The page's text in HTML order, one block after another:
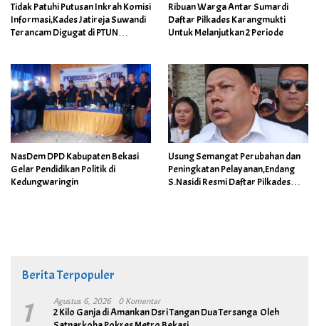
Tidak Patuhi Putusan Inkrah Komisi
Informasi,Kades Jatireja Suwandi
Terancam Digugat di PTUN
Ribuan Warga Antar Sumardi
Daftar Pilkades Karangmukti
Untuk Melanjutkan 2 Periode
NasDem DPD Kabupaten Bekasi
Gelar Pendidikan Politik di
Kedungwaringin
Usung Semangat Perubahan dan
Peningkatan Pelayanan,Endang
S.Nasidi Resmi Daftar Pilkades
Berita Terpopuler
1 Agustus 6, 2026 0 Komentar
2 Kilo Ganja di Amankan Dsri Tangan Dua Tersanga Oleh